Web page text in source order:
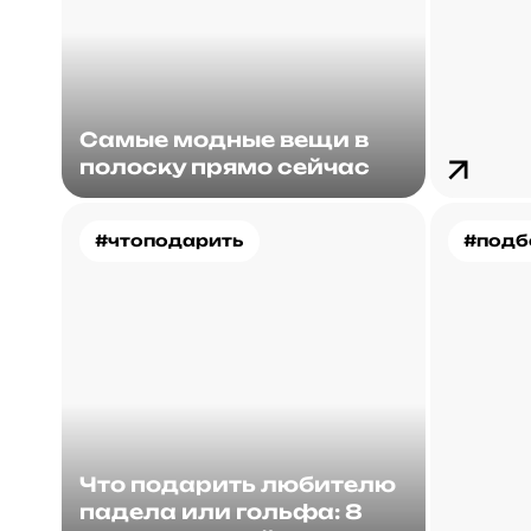
Самые модные вещи в
полоску прямо сейчас
#чтоподарить
Что подарить любителю
падела или гольфа: 8